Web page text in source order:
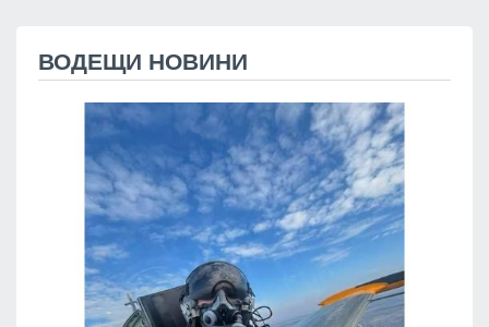
ВОДЕЩИ НОВИНИ